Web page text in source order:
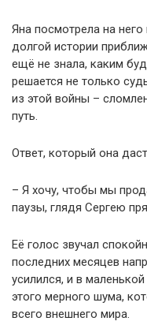
Яна посмотрела на него
долгой истории
ещё не знала, каким
решается не только
из этой войны –
путь.
Ответ, который она
– Я хочу, чтобы мы
паузы, глядя Сергею
Её голос звучал
последних месяцев
усилился, и в
этого мерного шума,
всего внешнего мира.